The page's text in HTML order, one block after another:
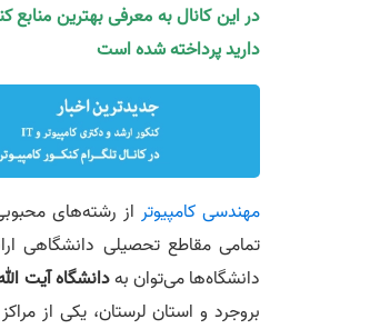
در این کانال به معرفی بهترین منابع
دارید پرداخته شده است
مهندسی کامپیوتر از رشته‌های
دانشگاه‌ها می‌توان بهدانشگاه آیت
بروجرد و استان لرستان، یکی از